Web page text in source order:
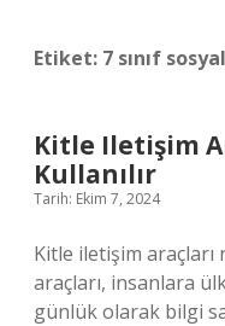
Etiket: 7 sınıf
Kitle Iletişim
Kullanılır
Tarih: Ekim 7, 2024
Kitle iletişim araçları
araçları, insanlara
günlük olarak bilgi